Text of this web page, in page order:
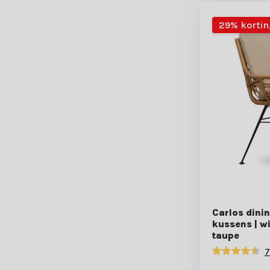
29%
Carlos
kussens |
taupe